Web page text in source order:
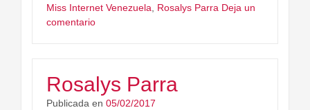
Miss Internet Venezuela Rosalys Parra Deja un
comentario
Rosalys Parra
Publicada en 05/02/2017